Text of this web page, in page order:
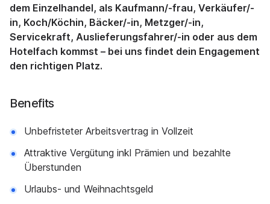
dem Einzelhandel, als Kaufmann/-frau, Verkäufer/-
in, Koch/Köchin, Bäcker/-in, Metzger/-in,
Servicekraft, Auslieferungsfahrer/-in oder aus dem
Hotelfach kommst – bei uns findet dein Engagement
den richtigen Platz.
Benefits
Unbefristeter Arbeitsvertrag in Vollzeit
Attraktive Vergütung inkl Prämien und bezahlte
Überstunden
Urlaubs- und Weihnachtsgeld